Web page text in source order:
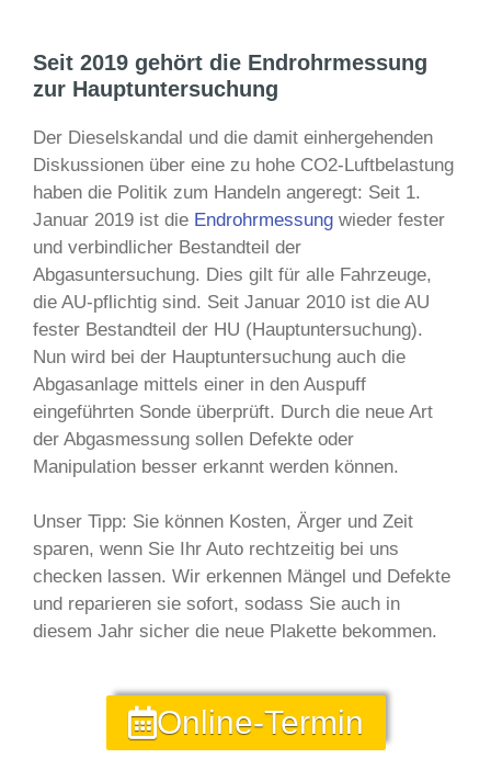
Seit 2019 gehört die Endrohrmessung
zur Hauptuntersuchung
Der Dieselskandal und die damit einhergehenden
Diskussionen über eine zu hohe CO2-Luftbelastung
haben die Politik zum Handeln angeregt: Seit 1.
Januar 2019 ist die Endrohrmessung wieder fester
und verbindlicher Bestandteil der
Abgasuntersuchung. Dies gilt für alle Fahrzeuge,
die AU-pflichtig sind. Seit Januar 2010 ist die AU
fester Bestandteil der HU (Hauptuntersuchung).
Nun wird bei der Hauptuntersuchung auch die
Abgasanlage mittels einer in den Auspuff
eingeführten Sonde überprüft. Durch die neue Art
der Abgasmessung sollen Defekte oder
Manipulation besser erkannt werden können.
Unser Tipp: Sie können Kosten, Ärger und Zeit
sparen, wenn Sie Ihr Auto rechtzeitig bei uns
checken lassen. Wir erkennen Mängel und Defekte
und reparieren sie sofort, sodass Sie auch in
diesem Jahr sicher die neue Plakette bekommen.
Online-Termin